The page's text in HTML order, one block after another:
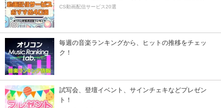
CS動画配信サービス20選
毎週の音楽ランキングから、ヒットの推移をチェッ
ク！
試写会、登壇イベント、サインチェキなどプレゼン
ト！